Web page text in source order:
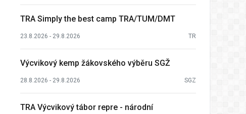
TRA Simply the best camp TRA/TUM/DMT
23.8.2026 - 29.8.2026 TR
Výcvikový kemp žákovského výběru SGŽ
28.8.2026 - 29.8.2026 SGZ
TRA Výcvikový tábor repre - národní